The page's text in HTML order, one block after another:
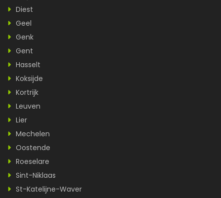
Diest
Geel
Genk
Gent
Hasselt
Koksijde
Kortrijk
Leuven
Lier
Mechelen
Oostende
Roeselare
Sint-Niklaas
St-Katelijne-Waver